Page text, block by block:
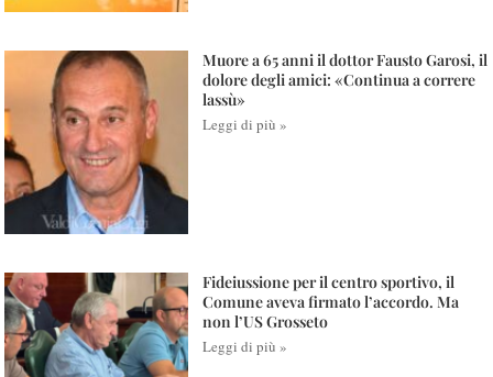
Muore a 65 anni il dottor Fausto Garosi, il
dolore degli amici: «Continua a correre
lassù»
Leggi di più »
Fideiussione per il centro sportivo, il
Comune aveva firmato l’accordo. Ma
non l’US Grosseto
Leggi di più »